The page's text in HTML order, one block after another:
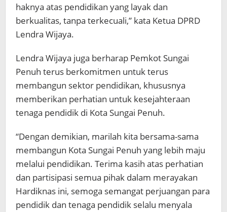
haknya atas pendidikan yang layak dan
berkualitas, tanpa terkecuali,” kata Ketua DPRD
Lendra Wijaya.
Lendra Wijaya juga berharap Pemkot Sungai
Penuh terus berkomitmen untuk terus
membangun sektor pendidikan, khususnya
memberikan perhatian untuk kesejahteraan
tenaga pendidik di Kota Sungai Penuh.
“Dengan demikian, marilah kita bersama-sama
membangun Kota Sungai Penuh yang lebih maju
melalui pendidikan. Terima kasih atas perhatian
dan partisipasi semua pihak dalam merayakan
Hardiknas ini, semoga semangat perjuangan para
pendidik dan tenaga pendidik selalu menyala